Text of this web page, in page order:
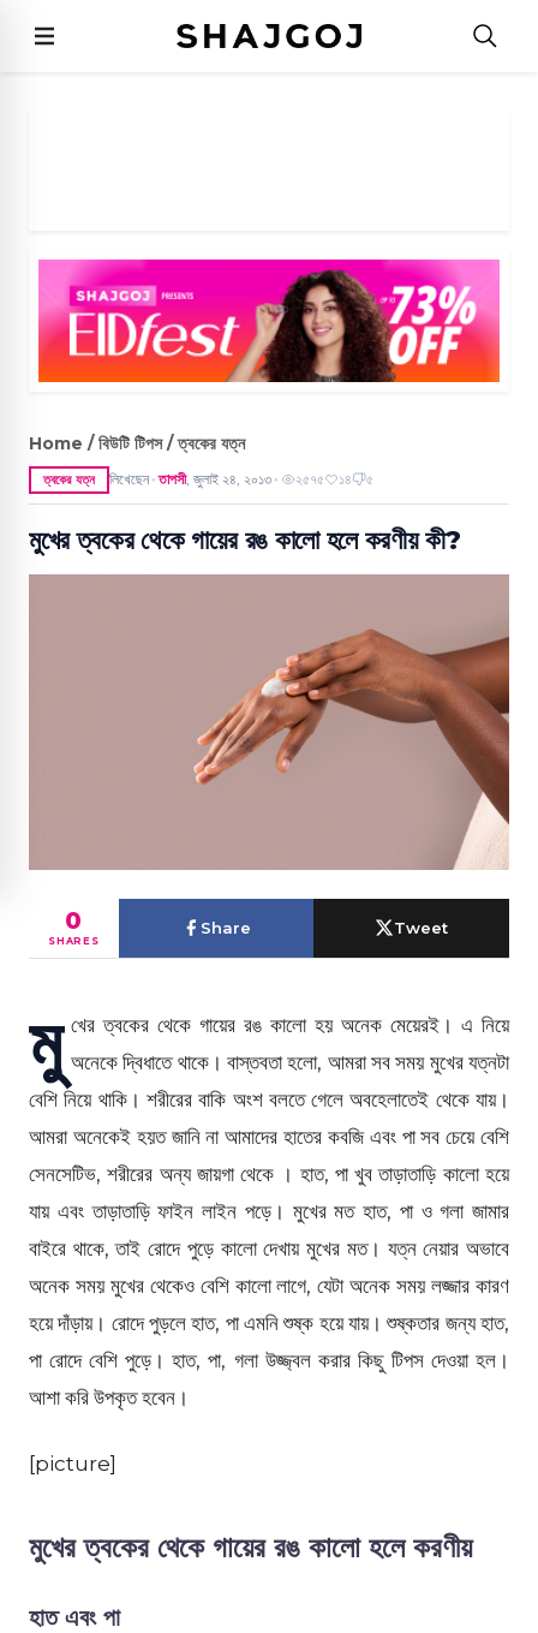
Home / বিউটি টিপস / ত্বকের যত্ন
ত্বকের যত্ন লিখেছেন ● তাপসী, জুলাই ২৪, ২০১৩ ● ২৫৭৫ ১৪ ৫
মুখের ত্বকের থেকে গায়ের রঙ কালো হলে করণীয় কী?
0
SHARES
Share Tweet
মু খের ত্বকের থেকে গায়ের রঙ কালো হয় অনেক মেয়েরই। এ নিয়ে
অনেকে দ্বিধাতে থাকে। বাস্তবতা হলো, আমরা সব সময় মুখের যত্নটা
বেশি নিয়ে থাকি। শরীরের বাকি অংশ বলতে গেলে অবহেলাতেই থেকে যায়।
আমরা অনেকেই হয়ত জানি না আমাদের হাতের কবজি এবং পা সব চেয়ে বেশি
সেনসেটিভ, শরীরের অন্য জায়গা থেকে । হাত, পা খুব তাড়াতাড়ি কালো হয়ে
যায় এবং তাড়াতাড়ি ফাইন লাইন পড়ে। মুখের মত হাত, পা ও গলা জামার
বাইরে থাকে, তাই রোদে পুড়ে কালো দেখায় মুখের মত। যত্ন নেয়ার অভাবে
অনেক সময় মুখের থেকেও বেশি কালো লাগে, যেটা অনেক সময় লজ্জার কারণ
হয়ে দাঁড়ায়। রোদে পুড়লে হাত, পা এমনি শুষ্ক হয়ে যায়। শুষ্কতার জন্য হাত,
পা রোদে বেশি পুড়ে। হাত, পা, গলা উজ্জ্বল করার কিছু টিপস দেওয়া হল।
আশা করি উপকৃত হবেন।
[picture]
মুখের ত্বকের থেকে গায়ের রঙ কালো হলে করণীয়
হাত এবং পা